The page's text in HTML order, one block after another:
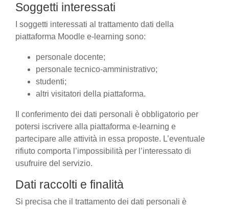
Soggetti interessati
I soggetti interessati al trattamento dati della
piattaforma Moodle e-learning sono:
personale docente;
personale tecnico-amministrativo;
studenti;
altri visitatori della piattaforma.
Il conferimento dei dati personali è obbligatorio per
potersi iscrivere alla piattaforma e-learning e
partecipare alle attività in essa proposte. L’eventuale
rifiuto comporta l’impossibilità per l’interessato di
usufruire del servizio.
Dati raccolti e finalità
Si precisa che il trattamento dei dati personali è